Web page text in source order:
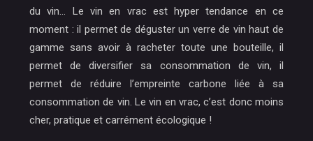
du vin… Le vin en vrac est hyper tendance en ce
moment : il permet de déguster un verre de vin haut de
gamme sans avoir à racheter toute une bouteille, il
permet de diversifier sa consommation de vin, il
permet de réduire l’empreinte carbone liée à sa
consommation de vin. Le vin en vrac, c’est donc moins
cher, pratique et carrément écologique !